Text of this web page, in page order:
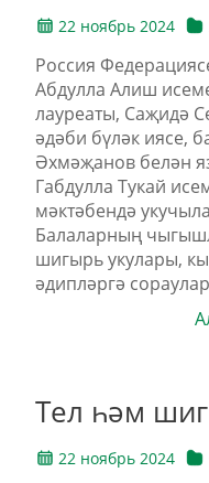
22 ноябрь 2024
Россия
Абдулла Алиш
лауреаты, Саҗидә
әдәби бүләк иясе,
Әхмәҗанов белән
Габдулла Тукай
мәктәбендә
Балаларның
шигырь укулары,
әдипләргә
Тел һәм
22 ноябрь 2024